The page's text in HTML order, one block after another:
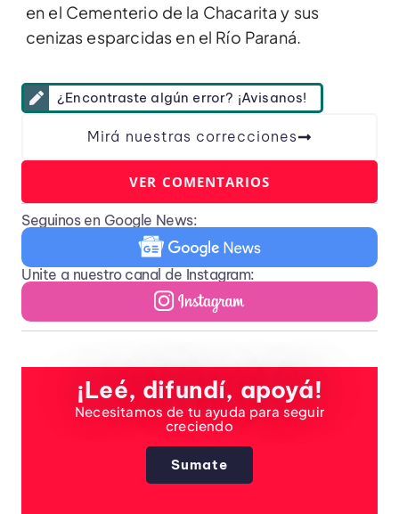
en el Cementerio de la Chacarita y sus
cenizas esparcidas en el Río Paraná.
¿Encontraste algún error? ¡Avisanos!
Mirá nuestras correcciones
VER COMENTARIOS
Seguinos en Google News:
Unite a nuestro canal de Instagram:
¡Leé, difundí, apoyá!
Necesitamos de tu ayuda para seguir
creciendo
Sumate